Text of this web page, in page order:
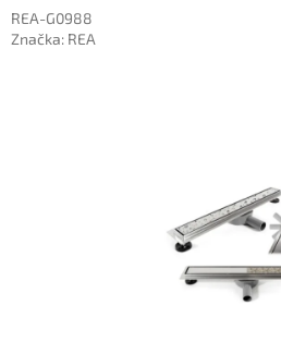
REA-G0988
Značka: REA